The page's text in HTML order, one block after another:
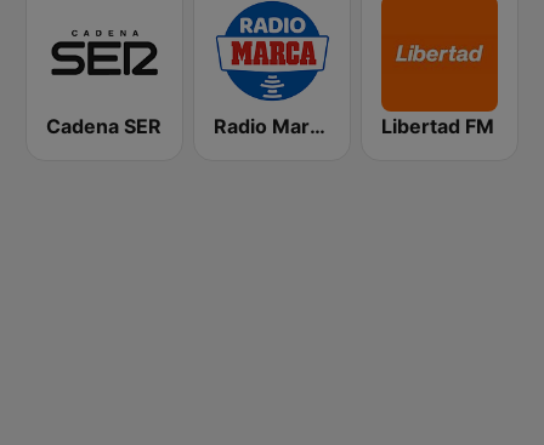
Cadena SER Radio Marca Nacional Libertad FM